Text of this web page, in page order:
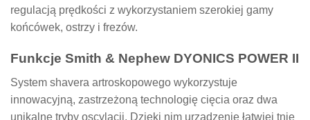
regulacją prędkości z wykorzystaniem szerokiej gamy
końcówek, ostrzy i frezów.
Funkcje Smith & Nephew DYONICS POWER II
System shavera artroskopowego wykorzystuje
innowacyjną, zastrzeżoną technologię cięcia oraz dwa
unikalne tryby oscylacji. Dzięki nim urządzenie łatwiej tnie